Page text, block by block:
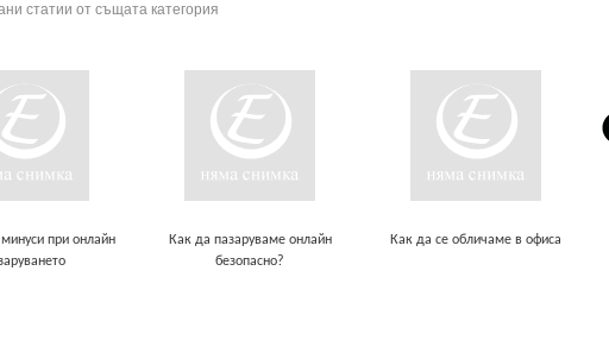
статии от същата категория
при онлайн
Как да пазаруваме онлайн
безопасно?
Как да се обличаме в офиса